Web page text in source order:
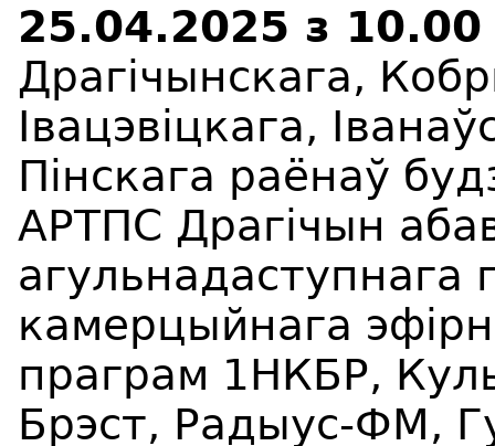
25.04.2025 з
Драгічынскага,
Івацэвіцкага,
Пінскага раёнаў
АРТПС Драгічын
агульнадаступнага
камерцыйнага
праграм 1НКБР,
Брэст, Радыус-ФМ,